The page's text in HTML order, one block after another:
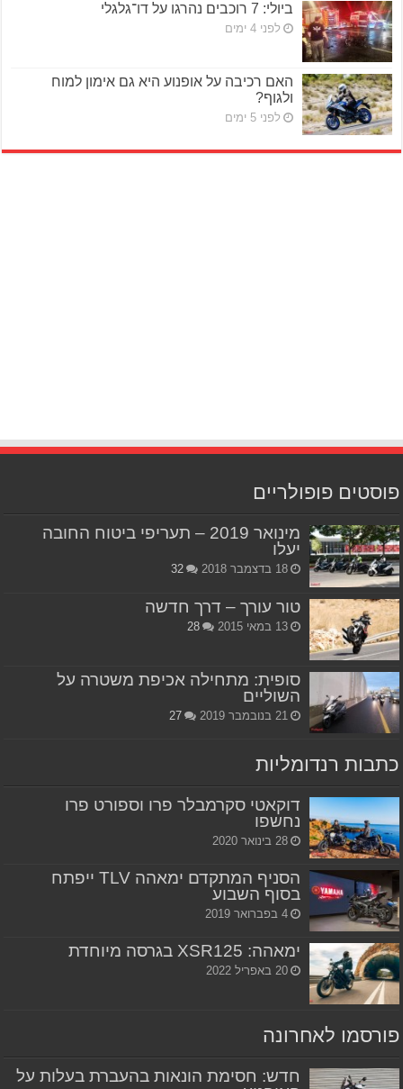
ביולי: 7 רוכבים נהרגו על דו־גלגלי
לפני 4 ימים
האם רכיבה על אופנוע היא גם אימון למוח
ולגוף?
לפני 5 ימים
פוסטים פופולריים
מינואר 2019 – תעריפי ביטוח החובה
יעלו
18 בדצמבר 2018 32
טור עורך – דרך חדשה
13 במאי 2015 28
סופית: מתחילה אכיפת משטרה על
השוליים
21 בנובמבר 2019 27
כתבות רנדומליות
דוקאטי סקרמבלר פרו וספורט פרו
נחשפו
28 בינואר 2020
הסניף המתקדם ימאהה TLV ייפתח
בסוף השבוע
4 בפברואר 2019
ימאהה: XSR125 בגרסה מיוחדת
20 באפריל 2022
פורסמו לאחרונה
חדש: חסימת הונאות בהעברת בעלות על